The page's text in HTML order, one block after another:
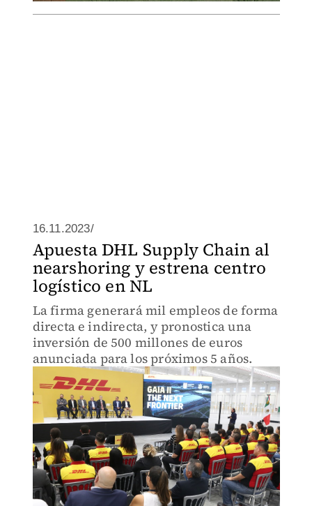
16.11.2023/
Apuesta DHL Supply Chain al
nearshoring y estrena centro
logístico en NL
La firma generará mil empleos de forma
directa e indirecta, y pronostica una
inversión de 500 millones de euros
anunciada para los próximos 5 años.